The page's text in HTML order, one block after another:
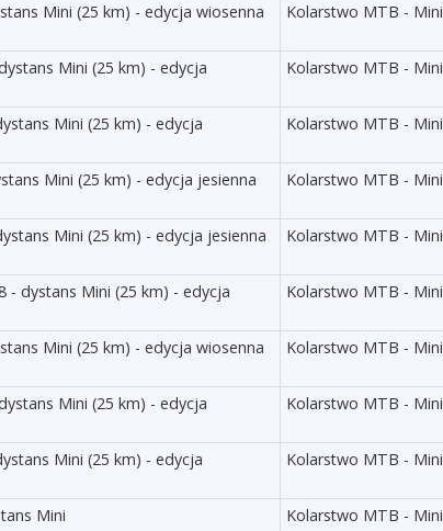
Mini (25 km) - edycja wiosenna Kolarstwo MTB - Mini
Mini (25 km) - edycja
Kolarstwo MTB - Mini
Mini (25 km) - edycja
Kolarstwo MTB - Mini
Mini (25 km) - edycja jesienna Kolarstwo MTB - Mini
Mini (25 km) - edycja jesienna Kolarstwo MTB - Mini
- dystans Mini (25 km) - edycja
Kolarstwo MTB - Mini
Mini (25 km) - edycja wiosenna Kolarstwo MTB - Mini
Mini (25 km) - edycja
Kolarstwo MTB - Mini
Mini (25 km) - edycja
Kolarstwo MTB - Mini
Mini Kolarstwo MTB - Mini